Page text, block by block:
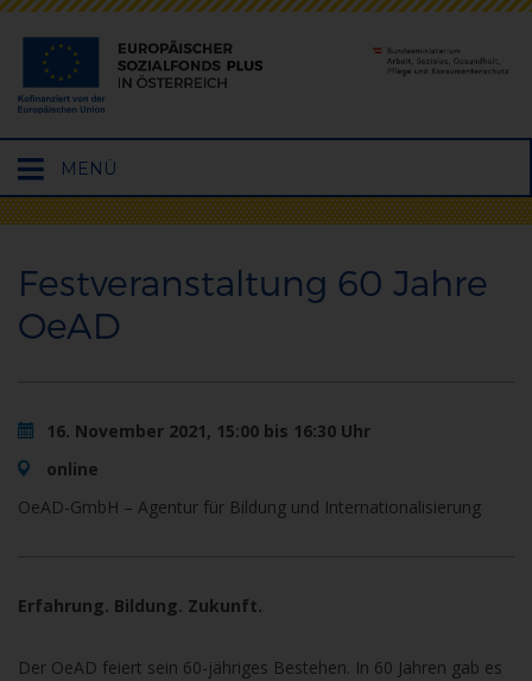
Hauptmenü
öffnen
MENÜ
Festveranstaltung 60 Jahre
OeAD
16. November 2021, 15:00 bis 16:30 Uhr
online
OeAD-GmbH – Agentur für Bildung und Internationalisierung
Erfahrung. Bildung. Zukunft.
Der OeAD feiert sein 60-jähriges Bestehen. In 60 Jahren gab es